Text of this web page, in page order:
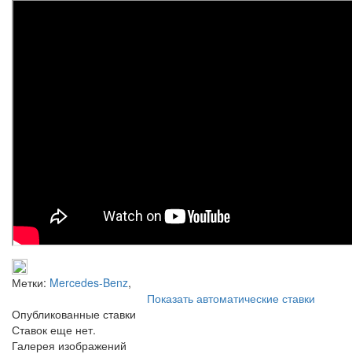
Метки: Mercedes-Benz,
Показать автоматические ставки
Опубликованные ставки
Ставок еще нет.
Галерея изображений